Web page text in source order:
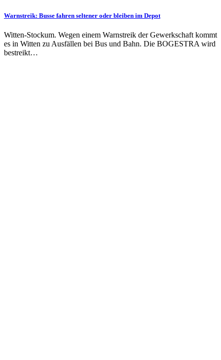
Warnstreik: Busse fahren seltener oder bleiben im Depot
Witten-Stockum. Wegen einem Warnstreik der Gewerkschaft kommt
es in Witten zu Ausfällen bei Bus und Bahn. Die BOGESTRA wird
bestreikt…